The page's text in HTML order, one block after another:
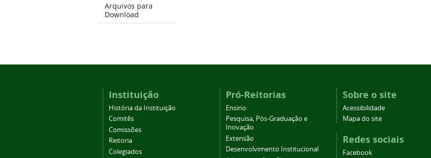
Arquivos para
Download
Instituição
História da Instituição
Comitês
Comissões
Reitoria
Colegiados
Pró-Reitorias
Ensino
Pesquisa, Pós-Graduação e
Inovação
Extensão
Desenvolvimento Institucional
Sobre o site
Acessibilidade
Mapa do site
Redes sociais
Facebook